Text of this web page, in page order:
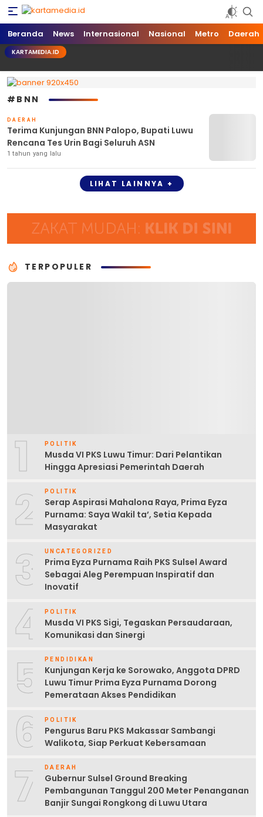
kartamedia.id
Jujur Mengabari
Beranda News Internasional Nasional Metro Daerah
KARTAMEDIA.ID
#BNN
DAERAH
Terima Kunjungan BNN Palopo, Bupati Luwu
Rencana Tes Urin Bagi Seluruh ASN
1 tahun yang lalu
LIHAT LAINNYA +
TERPOPULER
1 POLITIK
Musda VI PKS Luwu Timur: Dari Pelantikan
Hingga Apresiasi Pemerintah Daerah
2 POLITIK
Serap Aspirasi Mahalona Raya, Prima Eyza
Purnama: Saya Wakil ta’, Setia Kepada
Masyarakat
3 UNCATEGORIZED
Prima Eyza Purnama Raih PKS Sulsel Award
Sebagai Aleg Perempuan Inspiratif dan
Inovatif
4 POLITIK
Musda VI PKS Sigi, Tegaskan Persaudaraan,
Komunikasi dan Sinergi
5 PENDIDIKAN
Kunjungan Kerja ke Sorowako, Anggota DPRD
Luwu Timur Prima Eyza Purnama Dorong
Pemerataan Akses Pendidikan
6 POLITIK
Pengurus Baru PKS Makassar Sambangi
Walikota, Siap Perkuat Kebersamaan
7 DAERAH
Gubernur Sulsel Ground Breaking
Pembangunan Tanggul 200 Meter Penanganan
Banjir Sungai Rongkong di Luwu Utara